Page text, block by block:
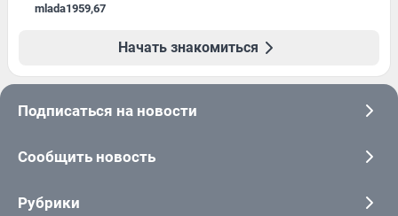
mlada1959,67
Начать знакомиться
Подписаться на новости
Сообщить новость
Рубрики